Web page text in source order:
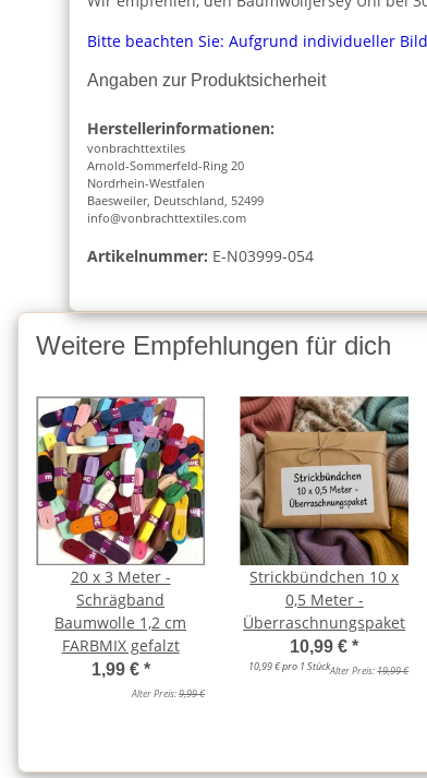
Bitte beachten Sie: Aufgrund individueller
Angaben zur Produktsicherheit
Herstellerinformationen:
vonbrachttextiles
Arnold-Sommerfeld-Ring 20
Nordrhein-Westfalen
Baesweiler, Deutschland, 52499
info@vonbrachttextiles.com
Artikelnummer: E-N03999-054
Weitere Empfehlungen für dich
20 x 3 Meter -
Schrägband
Baumwolle 1,2 cm
FARBMIX gefalzt
1,99 € *
Alter Preis:9,99 €
Strickbündchen 10 x
0,5 Meter -
Überraschnungspaket
10,99 €*
10,99 € pro 1 StückAlter Preis:19,99 €